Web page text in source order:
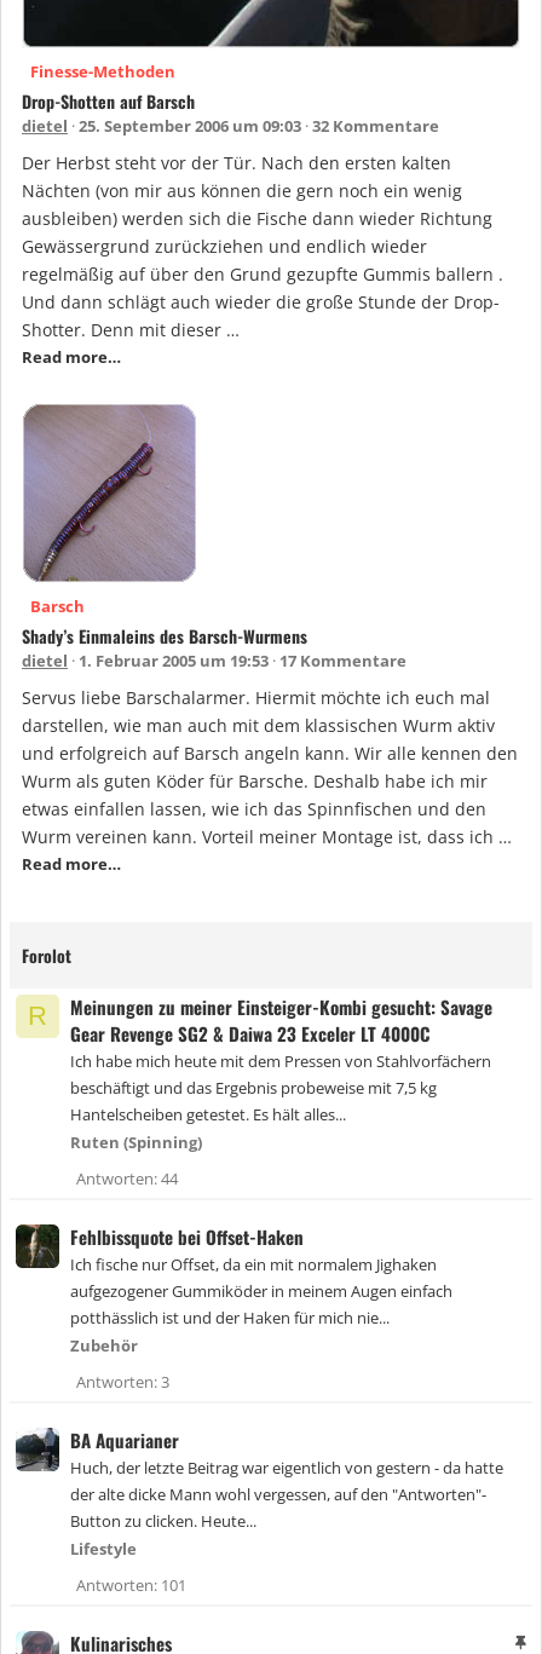
Finesse-Methoden
Drop-Shotten auf Barsch
dietel 25. September 2006 um 09:03 32 Kommentare
Der Herbst steht vor der Tür. Nach den ersten kalten
Nächten (von mir aus können die gern noch ein wenig
ausbleiben) werden sich die Fische dann wieder Richtung
Gewässergrund zurückziehen und endlich wieder
regelmäßig auf über den Grund gezupfte Gummis ballern .
Und dann schlägt auch wieder die große Stunde der Drop-
Shotter. Denn mit dieser …
Read more…
Barsch
Shady’s Einmaleins des Barsch-Wurmens
dietel 1. Februar 2005 um 19:53 17 Kommentare
Servus liebe Barschalarmer. Hiermit möchte ich euch mal
darstellen, wie man auch mit dem klassischen Wurm aktiv
und erfolgreich auf Barsch angeln kann. Wir alle kennen den
Wurm als guten Köder für Barsche. Deshalb habe ich mir
etwas einfallen lassen, wie ich das Spinnfischen und den
Wurm vereinen kann. Vorteil meiner Montage ist, dass ich …
Read more…
Forolot
R
Meinungen zu meiner Einsteiger-Kombi gesucht: Savage
Gear Revenge SG2 & Daiwa 23 Exceler LT 4000C
Ich habe mich heute mit dem Pressen von Stahlvorfächern
beschäftigt und das Ergebnis probeweise mit 7,5 kg
Hantelscheiben getestet. Es hält alles...
Ruten (Spinning)
Antworten 44
Fehlbissquote bei Offset-Haken
Ich fische nur Offset, da ein mit normalem Jighaken
aufgezogener Gummiköder in meinem Augen einfach
potthässlich ist und der Haken für mich nie...
Zubehör
Antworten 3
BA Aquarianer
Huch, der letzte Beitrag war eigentlich von gestern - da hatte
der alte dicke Mann wohl vergessen, auf den "Antworten"-
Button zu clicken. Heute...
Lifestyle
Antworten 101
A
Kulinarisches